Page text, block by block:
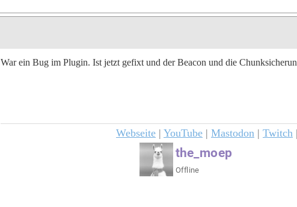
War ein Bug im Plugin. Ist jetzt gefixt und der Beacon und die
Webseite | YouTube | Mastodon | Twitch |